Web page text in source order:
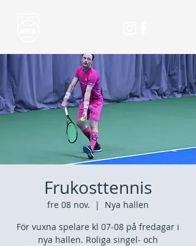
Frukosttennis
fre 08 nov.
  |
Nya hallen
För vuxna spelare kl 07-08 på fredagar i
nya hallen. Roliga singel- och